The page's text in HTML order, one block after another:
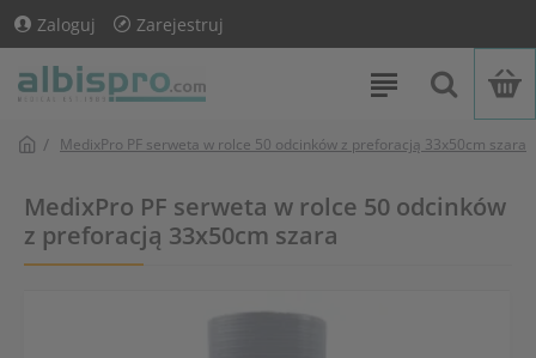
Zaloguj Zarejestruj
MedixPro PF serweta w rolce 50 odcinków z preforacją 33x50cm szara
MedixPro PF serweta w rolce 50 odcinków
z preforacją 33x50cm szara